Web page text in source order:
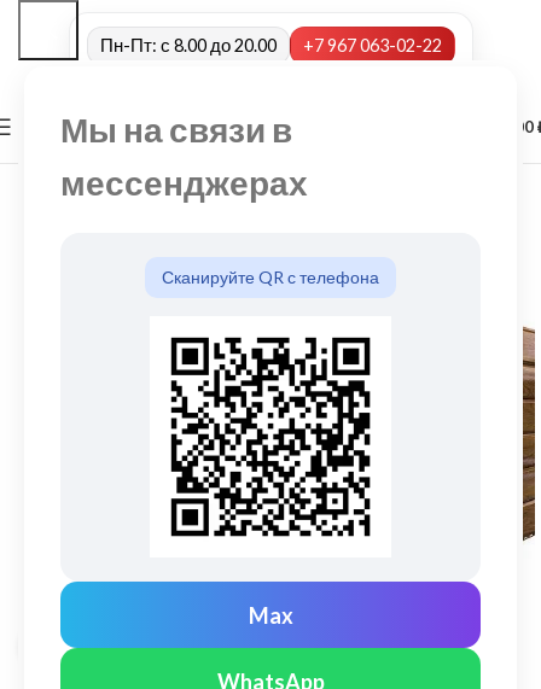
Мы на связи в
мессенджерах
Сканируйте QR с телефона
Max
WhatsApp
Пн-Пт: с 8.00 до 20.00 +7 967 063-02-22
МЕНЮ 0,00
Нажмите, чтобы увеличить